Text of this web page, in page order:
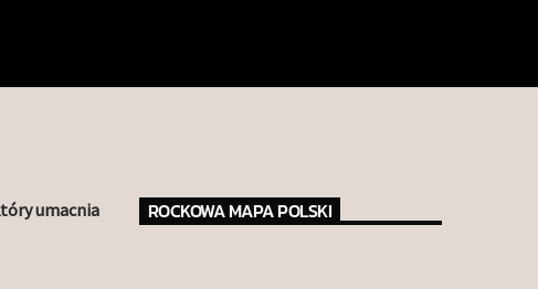
umacnia
ROCKOWA MAPA POLSKI